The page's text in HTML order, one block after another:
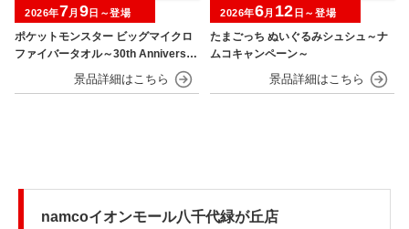
ポケットモンスター ビッグマイクロ
ファイバータオル～30th Anniversar
2026年7月 9日～登場
たまごっち ぬいぐるみシュシュ～ナ
ムコキャンペーン～
2026年6月 12 日～登場
namcoイオンモール八千代緑が丘店